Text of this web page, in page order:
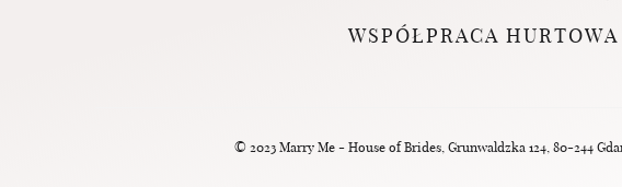
WSPÓŁPRACA HURTOWA
© 2023 Marry Me - House of Brides, Grunwaldzka 124, 80-244